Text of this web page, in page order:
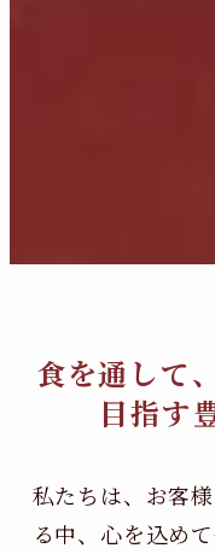
食を通して
目指す
私たちは、お客
る中、 心を込め